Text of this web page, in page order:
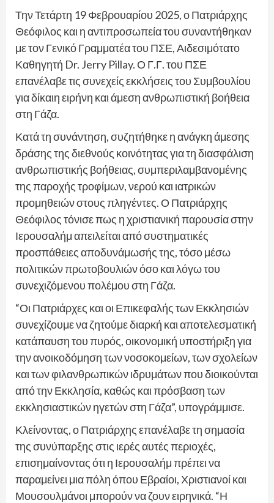
Την Τετάρτη 19 Φεβρουαρίου 2025, ο Πατριάρχης
Θεόφιλος και η αντιπροσωπεία του συναντήθηκαν
με τον Γενικό Γραμματέα του ΠΣΕ, Αιδεσιμότατο
Καθηγητή Dr. Jerry Pillay. Ο Γ.Γ. του ΠΣΕ
επανέλαβε τις συνεχείς εκκλήσεις του Συμβουλίου
για δίκαιη ειρήνη και άμεση ανθρωπιστική βοήθεια
στη Γάζα.
Κατά τη συνάντηση, συζητήθηκε η ανάγκη άμεσης
δράσης της διεθνούς κοινότητας για τη διασφάλιση
ανθρωπιστικής βοήθειας, συμπεριλαμβανομένης
της παροχής τροφίμων, νερού και ιατρικών
προμηθειών στους πληγέντες. Ο Πατριάρχης
Θεόφιλος τόνισε πως η χριστιανική παρουσία στην
Ιερουσαλήμ απειλείται από συστηματικές
προσπάθειες αποδυνάμωσής της, τόσο μέσω
πολιτικών πρωτοβουλιών όσο και λόγω του
συνεχιζόμενου πολέμου στη Γάζα.
“Οι Πατριάρχες και οι Επικεφαλής των Εκκλησιών
συνεχίζουμε να ζητούμε διαρκή και αποτελεσματική
κατάπαυση του πυρός, οικονομική υποστήριξη για
την ανοικοδόμηση των νοσοκομείων, των σχολείων
και των φιλανθρωπικών ιδρυμάτων που διοικούνται
από την Εκκλησία, καθώς και πρόσβαση των
εκκλησιαστικών ηγετών στη Γάζα”, υπογράμμισε.
Κλείνοντας, ο Πατριάρχης επανέλαβε τη σημασία
της συνύπαρξης στις ιερές αυτές περιοχές,
επισημαίνοντας ότι η Ιερουσαλήμ πρέπει να
παραμείνει μια πόλη όπου Εβραίοι, Χριστιανοί και
Μουσουλμάνοι μπορούν να ζουν ειρηνικά. “Η